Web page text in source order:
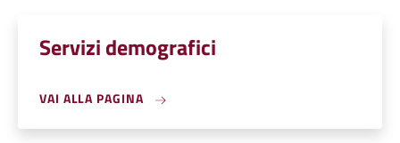
Servizi demografici
VAI ALLA PAGINA